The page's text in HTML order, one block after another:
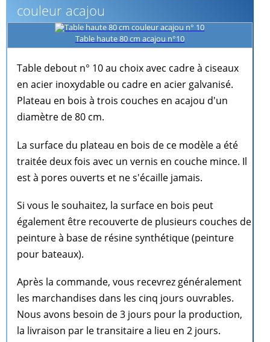
couleur acajou
Table haute 80 cm acajou n°10
Table debout n° 10 au choix avec cadre à ciseaux
en acier inoxydable ou cadre en acier galvanisé.
Plateau en bois à trois couches en acajou d'un
diamètre de 80 cm.
La surface du plateau en bois de ce modèle a été
traitée deux fois avec un vernis en couche mince. Il
est à pores ouverts et ne s'écaille jamais.
Si vous le souhaitez, la surface en bois peut
également être recouverte de plusieurs couches de
peinture à base de résine synthétique (peinture
pour bateaux).
Après la commande, vous recevrez généralement
les marchandises dans les cinq jours ouvrables.
Nous avons besoin de 3 jours pour la production,
la livraison par le transitaire a lieu en 2 jours.